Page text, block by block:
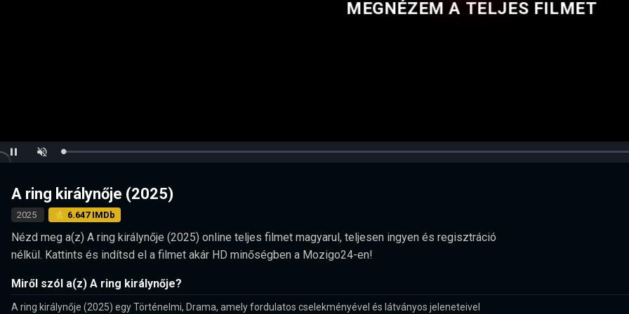
Pause UnmuteLoaded:
MEGNÉZEM A TELJES FILMET
A ring királynője (2025)
2025 ⭐ 6.647 IMDb
Nézd meg a(z) A ring királynője (2025) online teljes filmet magyarul, teljesen ingyen és regisztráció
nélkül. Kattints és indítsd el a filmet akár HD minőségben a Mozigo24-en!
Miről szól a(z) A ring királynője?
A ring királynője (2025) egy Történelmi, Drama, amely fordulatos cselekményével és látványos jeleneteivel